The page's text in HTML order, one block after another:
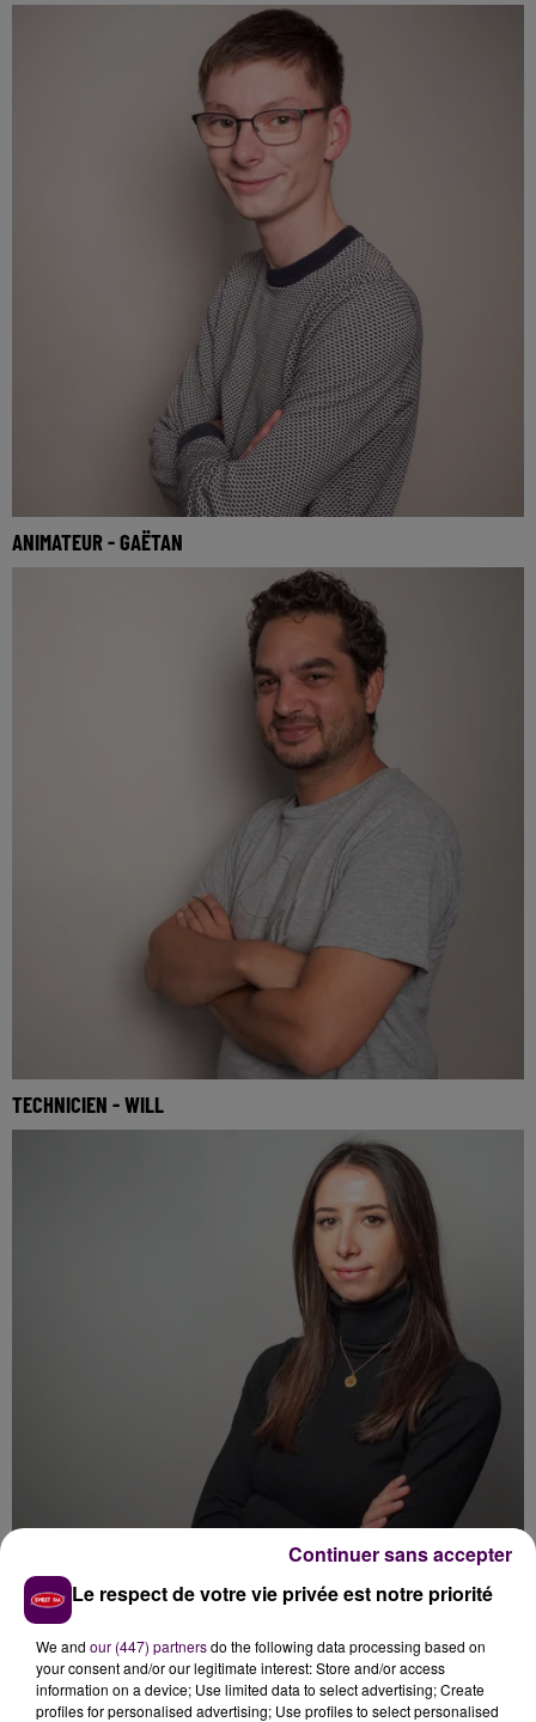
ANIMATEUR - GAËTAN
TECHNICIEN - WILL
JOURNALISTE - ALIZÉE LANZARINI
Le respect de votre vie privée est notre priorité
We and our (447) partnersdo the following data processing based on
your consent and/or our legitimate interest: Store and/or access
information on a device; Use limited data to select advertising; Create
profiles for personalised advertising; Use profiles to select personalised
Continuer sans accepter